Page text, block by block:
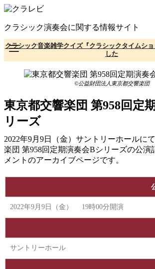
コ
テ
ン
ツ
へ
クラシック演奏会に関する情報サイト
クラシック音楽雑学クイズ『クラシックタイムシ
した
©公益財団法人東京都交響楽団
東京都交響楽団 第958回定
リーズ
2022年9月9日（金）サントリーホールに
楽団 第958回定期演奏会Bシリーズの公演
メントのアーカイブページです。
2022年9月9日（金） 19時00分開演
サントリーホール